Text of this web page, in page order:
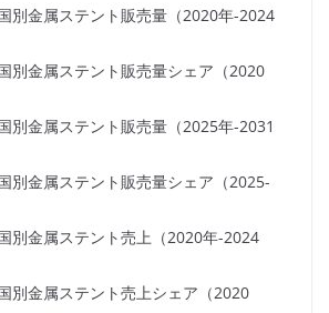
別金属ステント販売量（2020年-2024
別金属ステント販売量シェア（2020
別金属ステント販売量（2025年-2031
別金属ステント販売量シェア（2025-
別金属ステント売上（2020年-2024
別金属ステント売上シェア（2020